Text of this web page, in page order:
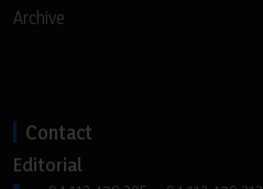
Archive
Contact
Editorial